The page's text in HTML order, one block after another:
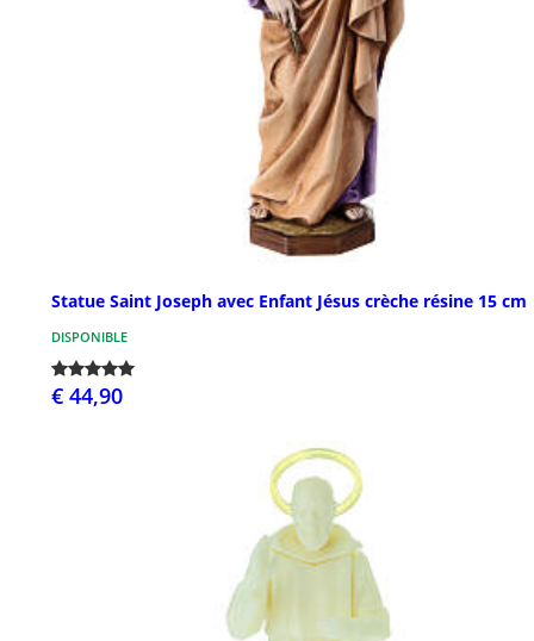
Statue Saint Joseph avec Enfant Jésus crèche résine 15 cm
DISPONIBLE
€ 44,90